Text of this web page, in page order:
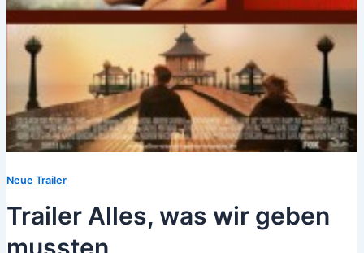
Neue Trailer
Trailer Alles, was wir geben